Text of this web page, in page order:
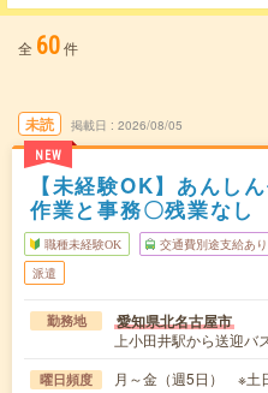
全 60件
未読
NEW
掲載日 2026/08/05
【未経験OK】あんし
作業と事務〇残業なし
職種未経験OK 交通費別途支給あり
派遣
勤務地 愛知県北名古屋市
上小田井駅から送迎
曜日頻度 月～金（週5日） ※土